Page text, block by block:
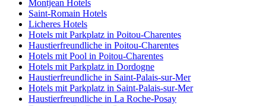
Montjean Hotels
Saint-Romain Hotels
Licheres Hotels
Hotels mit Parkplatz in Poitou-Charentes
Haustierfreundliche in Poitou-Charentes
Hotels mit Pool in Poitou-Charentes
Hotels mit Parkplatz in Dordogne
Haustierfreundliche in Saint-Palais-sur-Mer
Hotels mit Parkplatz in Saint-Palais-sur-Mer
Haustierfreundliche in La Roche-Posay